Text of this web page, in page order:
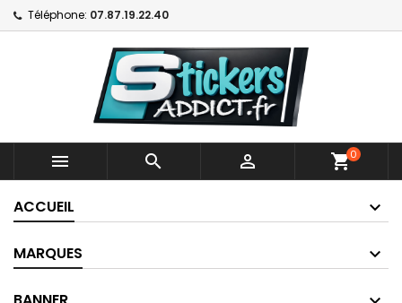
Téléphone: 07.87.19.22.40
   shopping_cart0
ACCUEIL
MARQUES